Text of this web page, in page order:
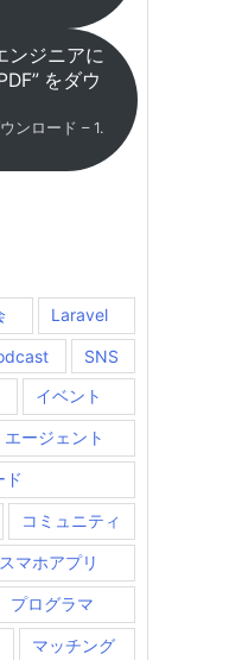
ンジニアに
をダウ
ンロード – 1.
Laravel
SNS
イベント
エージェント
ド
コミュニティ
スマホアプリ
プログラマ
マッチング